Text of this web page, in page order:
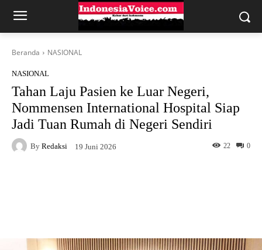
Beranda NASIONAL
NASIONAL
Tahan Laju Pasien ke Luar Negeri,
Nommensen International Hospital Siap
Jadi Tuan Rumah di Negeri Sendiri
By Redaksi 19 Juni 2026 0
22